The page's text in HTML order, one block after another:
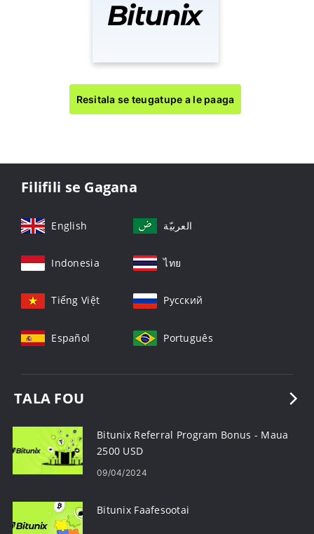
Resitala se teugatupe a le paaga
Filifili se Gagana
English العربيّة
Indonesia ไทย
Tiếng Việt Русский
Español Português
TALA FOU
Bitunix Referral Program Bonus - Maua
2500 USD
09/04/2024
Bitunix Faafesootai